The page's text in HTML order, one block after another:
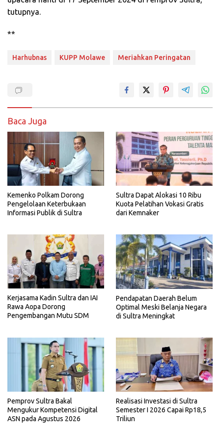
tutupnya.
**
Harhubnas KUPP Molawe Meriahkan Peringatan
Baca Juga
Kemenko Polkam Dorong
Pengelolaan Keterbukaan
Informasi Publik di Sultra
Sultra Dapat Alokasi 10 Ribu
Kuota Pelatihan Vokasi Gratis
dari Kemnaker
Kerjasama Kadin Sultra dan IAI
Rawa Aopa Dorong
Pengembangan Mutu SDM
Pendapatan Daerah Belum
Optimal Meski Belanja Negara
di Sultra Meningkat
Pemprov Sultra Bakal
Mengukur Kompetensi Digital
ASN pada Agustus 2026
Realisasi Investasi di Sultra
Semester I 2026 Capai Rp18,5
Triliun